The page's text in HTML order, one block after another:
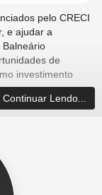
pelo CRECI
e ajudar a
de
investimento
este lindo
prévio.
Continuar Lendo...